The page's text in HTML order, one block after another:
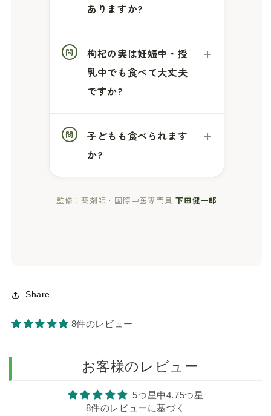
ありますか?
枸杞の実は妊娠中・授
乳中でも食べて大丈夫
ですか?
子どもも食べられます
か?
監修：薬剤師・国際中医専門員下田健一郎
Share
8件のレビュー
お客様のレビュー
5つ星中4.75つ星
8件のレビューに基づく